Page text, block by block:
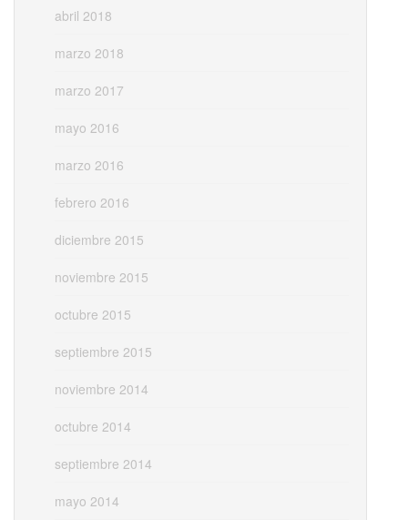
abril 2018
marzo 2018
marzo 2017
mayo 2016
marzo 2016
febrero 2016
diciembre 2015
noviembre 2015
octubre 2015
septiembre 2015
noviembre 2014
octubre 2014
septiembre 2014
mayo 2014